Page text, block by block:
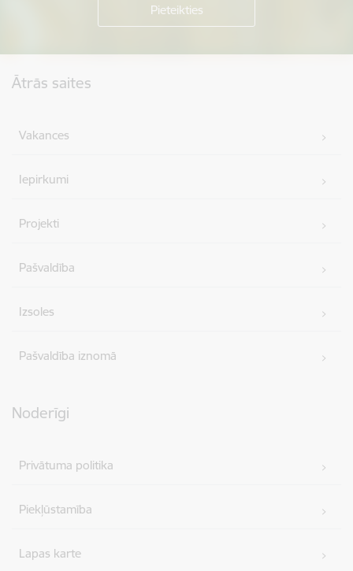
Ātrās saites
Vakances
Iepirkumi
Projekti
Pašvaldība
Izsoles
Pašvaldība iznomā
Noderīgi
Privātuma politika
Piekļūstamība
Lapas karte